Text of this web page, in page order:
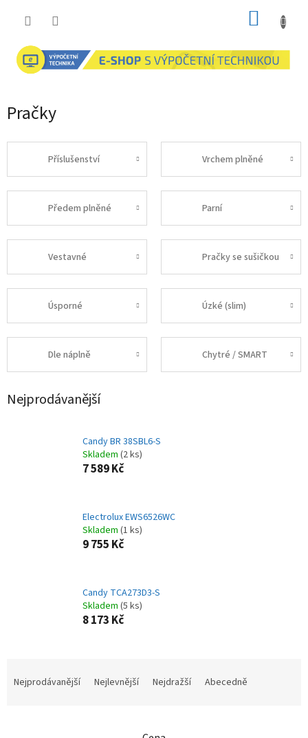
Pračky
Příslušenství Vrchem plněné
Předem plněné Parní
Vestavné Pračky se sušičkou
Úsporné Úzké (slim)
Dle náplně Chytré / SMART
Nejprodávanější
Candy BR 38SBL6-S
Skladem (2 ks)
7 589 Kč
Electrolux EWS6526WC
Skladem (1 ks)
9 755 Kč
Candy TCA273D3-S
Skladem (5 ks)
8 173 Kč
Nejprodávanější Nejlevnější Nejdražší Abecedně